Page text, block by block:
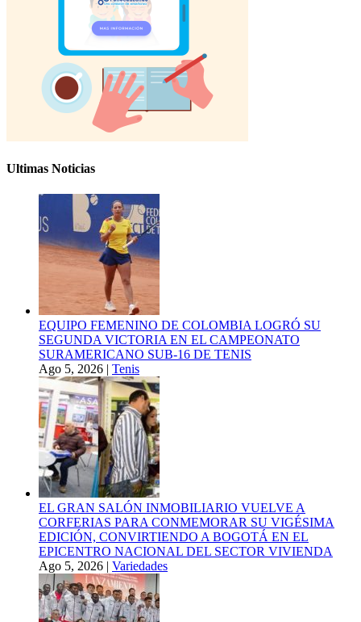
Ultimas Noticias
EQUIPO FEMENINO DE COLOMBIA LOGRÓ SU
SEGUNDA VICTORIA EN EL CAMPEONATO
SURAMERICANO SUB-16 DE TENIS
Ago 5, 2026 | Tenis
EL GRAN SALÓN INMOBILIARIO VUELVE A
CORFERIAS PARA CONMEMORAR SU VIGÉSIMA
EDICIÓN, CONVIRTIENDO A BOGOTÁ EN EL
EPICENTRO NACIONAL DEL SECTOR VIVIENDA
Ago 5, 2026 | Variedades